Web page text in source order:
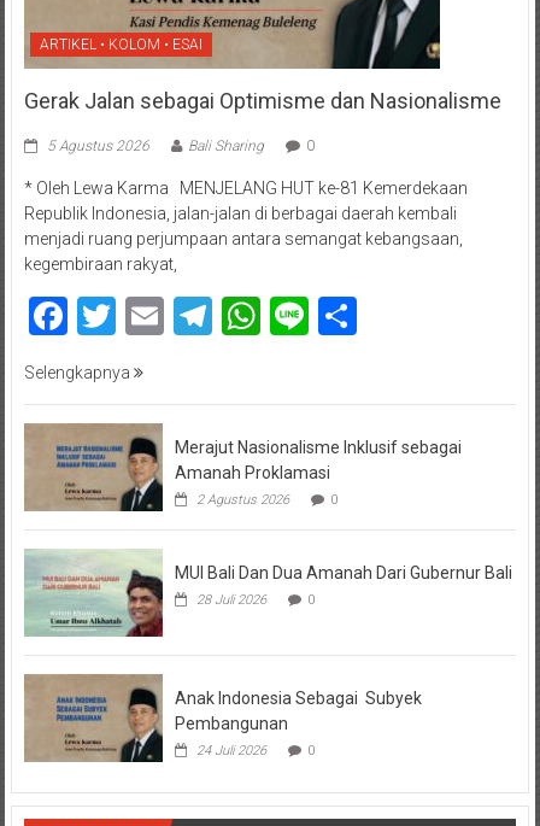
ARTIKEL • KOLOM • ESAI
Gerak Jalan sebagai Optimisme dan Nasionalisme
5 Agustus 2026 Bali Sharing 0
* Oleh Lewa Karma MENJELANG HUT ke-81 Kemerdekaan
Republik Indonesia, jalan-jalan di berbagai daerah kembali
menjadi ruang perjumpaan antara semangat kebangsaan,
kegembiraan rakyat,
Facebook
Twitter
EmailTelegram
WhatsApp
LineShare
Selengkapnya
Merajut Nasionalisme Inklusif sebagai
Amanah Proklamasi
2 Agustus 2026 0
MUI Bali Dan Dua Amanah Dari Gubernur Bali
28 Juli 2026 0
Anak Indonesia Sebagai Subyek
Pembangunan
24 Juli 2026 0